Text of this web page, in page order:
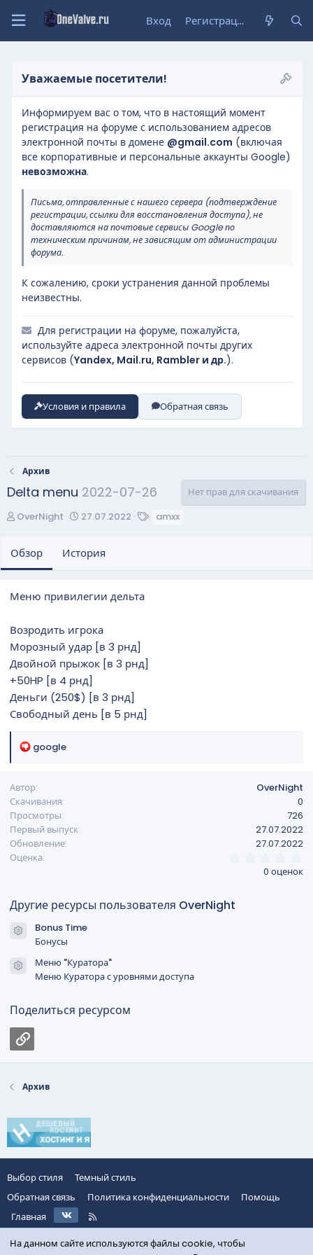
Вход Регистрация
Уважаемые посетители!
Информируем вас о том, что в настоящий момент
регистрация на форуме с использованием адресов
электронной почты в домене @gmail.com (включая
все корпоративные и персональные аккаунты Google)
невозможна.
Письма, отправленные с нашего сервера (подтверждение
регистрации, ссылки для восстановления доступа), не
доставляются на почтовые сервисы Google по
техническим причинам, не зависящим от администрации
форума.
К сожалению, сроки устранения данной проблемы
неизвестны.
Для регистрации на форуме, пожалуйста,
используйте адреса электронной почты других
сервисов (Yandex, Mail.ru, Rambler и др.).
Условия и правила Обратная связь
Архив
Delta menu 2022-07-26
Нет прав для скачивания
А
о
р
OverNight
Д
а
с
з
а
я
27.07.2022 amxx
Обзор История
Меню привилегии дельта
Возродить игрока
Морозный удар [в 3 рнд]
Двойной прыжок [в 3 рнд]
+50HP [в 4 рнд]
Деньги (250$) [в 3 рнд]
Свободный день [в 5 рнд]
Р
к
ц
и
и
:
google
Автор
OverNight
Скачивания
0
Просмотры
726
Первый выпуск
27.07.2022
Обновление
27.07.2022
Оценка
,
0
0 оценок
Другие ресурсы пользователя OverNight
Иконка ресурса
Bonus Time
Бонусы
Иконка ресурса
Меню "Куратора"
Меню Куратора с уровнями доступа
Поделиться ресурсом
Архив
Выбор стиля
Темный стиль
Обратная связь
Политика конфиденциальности
Помощь
Главная
R
S
S
На данном сайте используются файлы cookie, чтобы